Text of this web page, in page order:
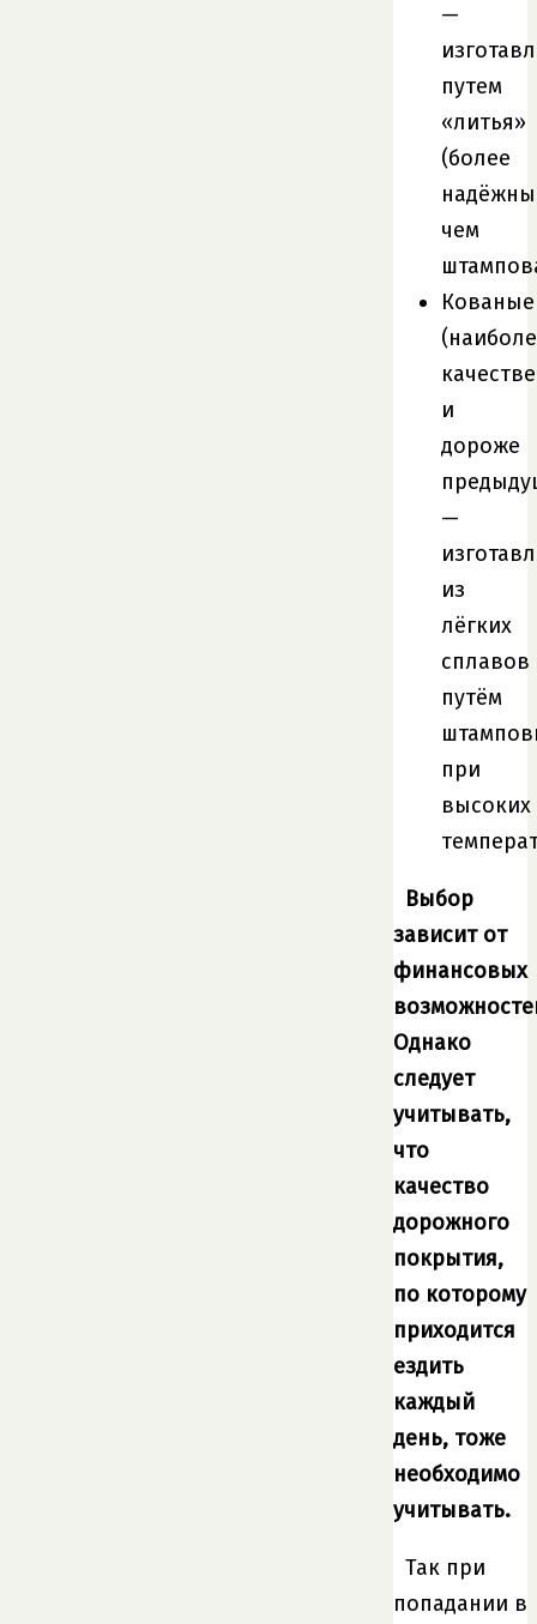
—
путем
«литья»
(более
чем
Кованые
и
дороже
—
из
лёгких
сплавов
путём
при
высоких
Выбор
зависит от
финансовых
Однако
следует
учитывать,
что
качество
дорожного
покрытия,
по которому
приходится
ездить
каждый
день, тоже
необходимо
учитывать.
Так при
попадании в